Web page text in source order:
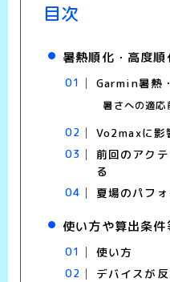
目次
暑熱順化・高度
Garmin暑熱
暑さへの適応
Vo2maxに影
前回のアク
る
夏場のパフ
使い方や算出条
使い方
デバイスが